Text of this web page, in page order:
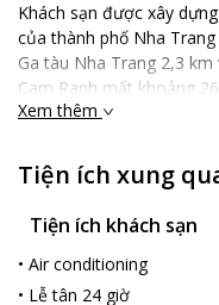
Khách sạn được xây
của thành phố Nha Trang
Ga tàu Nha Trang 2,3
Cam Ranh mất khoảng
Hoàng Tùng
Đặc điểm khách sạn
Khách sạn với kiến trúc
mát được trang bị đầy
quần áo, đèn ngủ nhỏ
gian ấm áp cho căn
Xem thêm
Tiện ích xung
Tiện ích khách sạn
• Air conditioning
• Lễ tân 24 giờ